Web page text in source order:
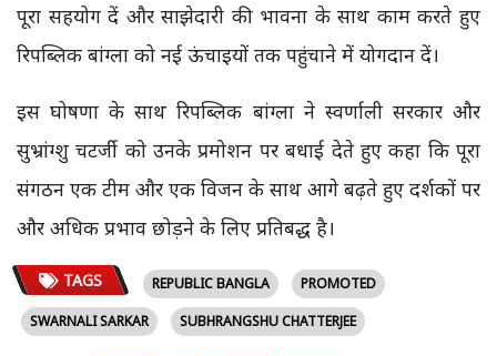
पूरा सहयोग दें और साझेदारी की भावना के साथ काम करते हुए
रिपब्लिक बांग्ला को नई ऊंचाइयों तक पहुंचाने में योगदान दें।
इस घोषणा के साथ रिपब्लिक बांग्ला ने स्वर्णाली सरकार और
सुभ्रांग्शु चटर्जी को उनके प्रमोशन पर बधाई देते हुए कहा कि पूरा
संगठन एक टीम और एक विजन के साथ आगे बढ़ते हुए दर्शकों पर
और अधिक प्रभाव छोड़ने के लिए प्रतिबद्ध है।
TAGS REPUBLIC BANGLA
PROMOTED
SWARNALI SARKAR
SUBHRANGSHU CHATTERJEE